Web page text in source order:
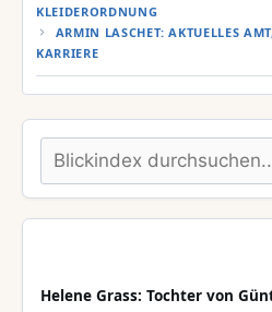
KLEIDERORDNUNG
ARMIN LASCHET: AKTUELLES
KARRIERE
Suchen
Helene Grass: Tochter von